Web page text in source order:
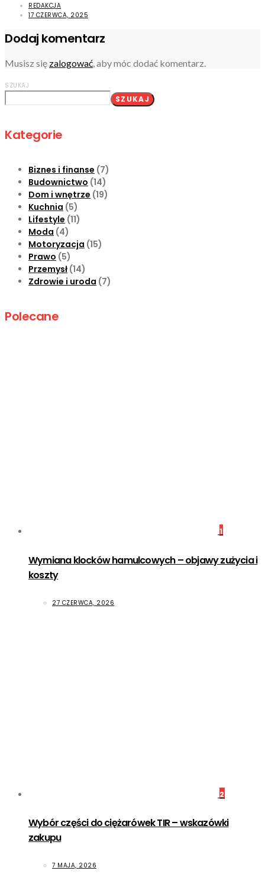
REDAKCJA
17 CZERWCA, 2025
Dodaj komentarz
Musisz się zalogować , aby móc dodać komentarz.
SZUKAJ
SZUKAJ
Kategorie
Biznes i finanse (7)
Budownictwo (14)
Dom i wnętrze (19)
Kuchnia (5)
Lifestyle (11)
Moda (4)
Motoryzacja (15)
Prawo (5)
Przemysł (14)
Zdrowie i uroda (7)
Polecane
1
Wymiana klocków hamulcowych – objawy zużycia i
koszty
27 CZERWCA, 2026
2
Wybór części do ciężarówek TIR – wskazówki
zakupu
7 MAJA, 2026